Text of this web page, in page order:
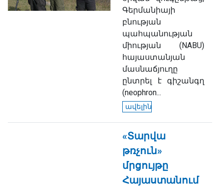
Գերմանիայի
բնության
պահպանության
միության (NABU)
հայաստանյան
մասնաճյուղը
ընտրել է գիշանգղ
(neophron...
ավելին
«Տարվա
թռչուն»
մրցույթը
Հայաստանում